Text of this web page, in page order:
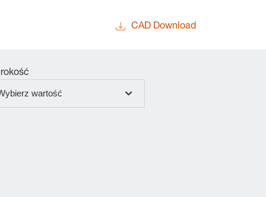
CAD Download
wartość